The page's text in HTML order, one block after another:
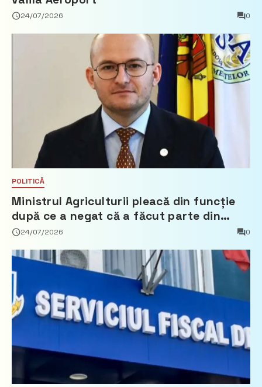
24/07/2026 0
POLITICĂ
Ministrul Agriculturii pleacă din funcție
după ce a negat că a făcut parte din
Partidul Democrat
24/07/2026 0